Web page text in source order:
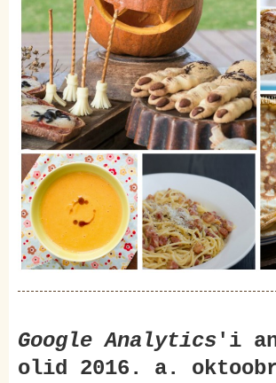
Google Analytics'i
olid 2016. a.